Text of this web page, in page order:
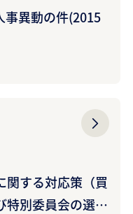
事異動の件(2015
関する対応策（買
特別委員会の選任